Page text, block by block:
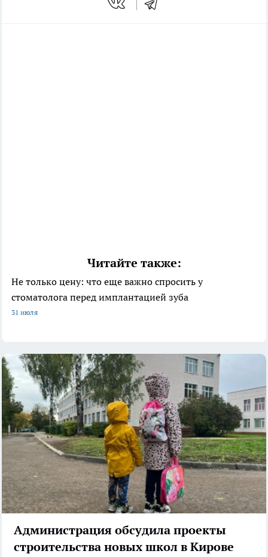
Читайте также:
Не только цену: что еще важно спросить у
стоматолога перед имплантацией зуба
31 июля
Администрация обсудила проекты
строительства новых школ в Кирове